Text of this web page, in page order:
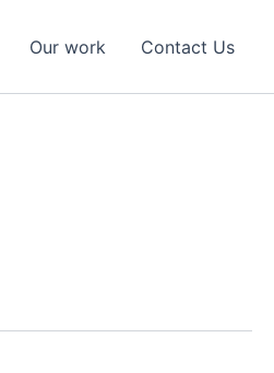
Our work Contact Us